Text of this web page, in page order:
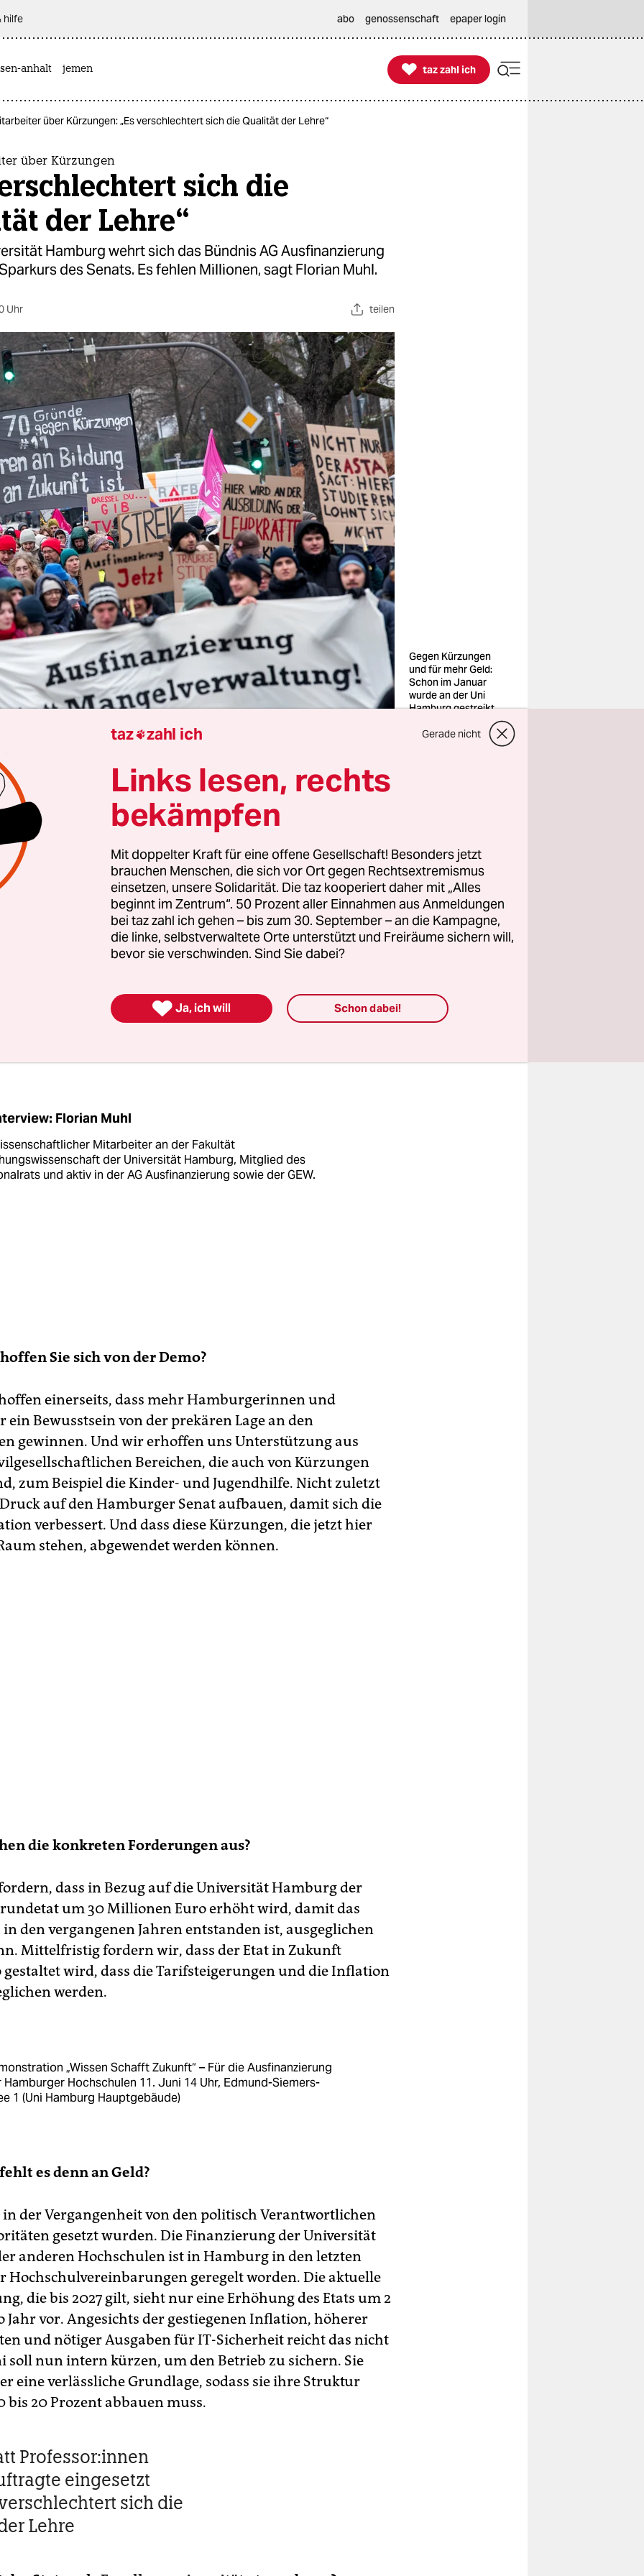
hilfe abo genossenschaft epaper login
anhalt jemen 
taz zahl ich
taz zahl ich
über Kürzungen: „Es verschlechtert sich die Qualität der Lehre“
über Kürzungen
sich die
der Lehre“
Hamburg wehrt sich das Bündnis AG Ausfinanzierung
des Senats. Es fehlen Millionen, sagt Florian Muhl.
Uhr teilen
Gegen Kürzungen
und für mehr Geld:
Schon im Januar
wurde an der Uni
Hamburg gestreikt
Bockwoldt/dpa
Martje Menzel
Muhl , die AG Ausfinanzierung hat zu einem
an der Uni Hamburg aufgerufen. Was ist geplant?
Wir wollen von den Hochschulen aus öffentlich auf
Finanzlageund ihre Auswirkungen auf die
Arbeitsbedingungen hinweisen. Und wir fordern damit
durch entsprechende Beschlüsse und Finanzzusagen zu
zunächst innerhalb der Uni stattgefunden. Es gab
und Diskussionen. Die Finanzlage war
Florian Muhl
Mitarbeiter an der Fakultät
der Universität Hamburg, Mitglied des
und aktiv in der AG Ausfinanzierung sowie der GEW.
Sie sich von der Demo?
einerseits, dass mehr Hamburgerinnen und
ein Bewusstsein von der prekären Lage an den
gewinnen. Und wir erhoffen uns Unterstützung aus
Bereichen, die auch von Kürzungen
zum Beispiel die Kinder- und Jugendhilfe. Nicht zuletzt
auf den Hamburger Senat aufbauen, damit sich die
verbessert. Und dass diese Kürzungen, die jetzt hier
stehen, abgewendet werden können.
die konkreten Forderungen aus?
dass in Bezug auf die Universität Hamburg der
um 30 Millionen Euro erhöht wird, damit das
den vergangenen Jahren entstanden ist, ausgeglichen
Mittelfristig fordern wir, dass der Etat in Zukunft
gestaltet wird, dass die Tarifsteigerungen und die Inflation
werden.
„Wissen Schafft Zukunft“ – Für die Ausfinanzierung
Hamburger Hochschulen 11. Juni 14 Uhr, Edmund-Siemers-
1 (Uni Hamburg Hauptgebäude)
es denn an Geld?
in der Vergangenheit von den politisch Verantwortlichen
gesetzt wurden. Die Finanzierung der Universität
anderen Hochschulen ist in Hamburg in den letzten
Hochschulvereinbarungen geregelt worden. Die aktuelle
die bis 2027 gilt, sieht nur eine Erhöhung des Etats um 2
Jahr vor. Angesichts der gestiegenen Inflation, höherer
und nötiger Ausgaben für IT-Sicherheit reicht das nicht
soll nun intern kürzen, um den Betrieb zu sichern. Sie
eine verlässliche Grundlage, sodass sie ihre Struktur
bis 20 Prozent abbauen muss.
Pro­fes­so­r:in­nen
eingesetzt
sich die
Lehre
taz zahl ich Gerade nicht
Links lesen, rechts
bekämpfen
Mit doppelter Kraft für eine offene Gesellschaft! Besonders jetzt
brauchen Menschen, die sich vor Ort gegen Rechtsextremismus
einsetzen, unsere Solidarität. Die taz kooperiert daher mit „Alles
beginnt im Zentrum“. 50 Prozent aller Einnahmen aus Anmeldungen
bei taz zahl ich gehen – bis zum 30. September – an die Kampagne,
die linke, selbstverwaltete Orte unterstützt und Freiräume sichern will,
bevor sie verschwinden. Sind Sie dabei?
 Ja, ich will Schon dabei!